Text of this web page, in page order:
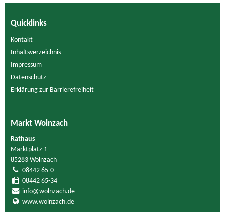
Quicklinks
Kontakt
Inhaltsverzeichnis
Impressum
Datenschutz
Erklärung zur Barrierefreiheit
Markt Wolnzach
Rathaus
Marktplatz 1
85283 Wolnzach
08442 65-0
08442 65-34
info@wolnzach.de
www.wolnzach.de